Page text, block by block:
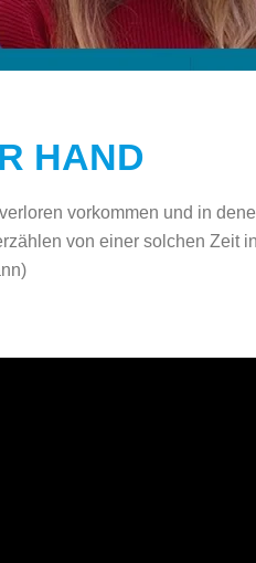
HAND
vorkommen und in
von einer solchen Zeit